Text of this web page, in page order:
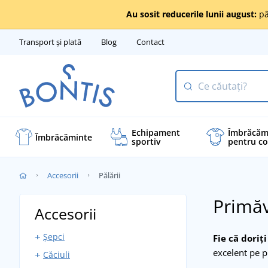
Au sosit reducerile lunii august:
Transport și plată Blog Contact
Îmbrăcăminte Echipament
sportiv pentru
Accesorii Pălării
Fie că
excelent pe
Accesorii
Șepci
Șepci cu vârf drept
Căciuli